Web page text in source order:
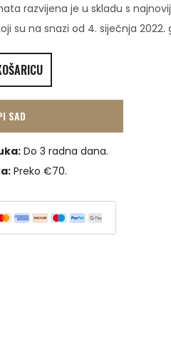
razvijena je u skladu s
su na snazi ​​od 4. siječnja 2022.
SAD
Do 3 radna dana.
Preko €70.